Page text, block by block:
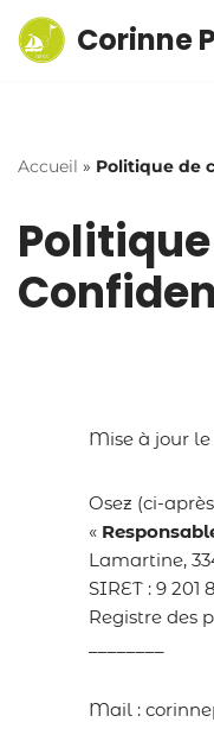
Aller
Corinne
Accueil » Politique de
Mise à jour le
Osez (ci-
«
Lamartine,
SIRET : 9 201
Registre des
Mail :